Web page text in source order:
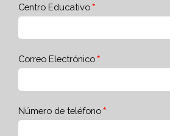
Centro Educativo
Correo Electrónico
Número de teléfono